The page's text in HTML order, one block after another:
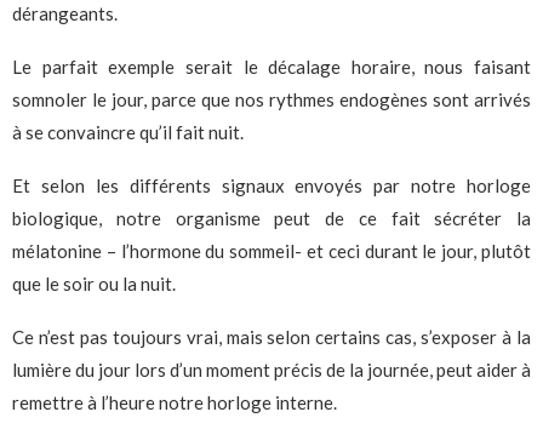
dérangeants.
Le parfait exemple serait le décalage horaire, nous faisant
somnoler le jour, parce que nos rythmes endogènes sont arrivés
à se convaincre qu’il fait nuit.
Et selon les différents signaux envoyés par notre horloge
biologique, notre organisme peut de ce fait sécréter la
mélatonine – l’hormone du sommeil- et ceci durant le jour, plutôt
que le soir ou la nuit.
Ce n’est pas toujours vrai, mais selon certains cas, s’exposer à la
lumière du jour lors d’un moment précis de la journée, peut aider à
remettre à l’heure notre horloge interne.